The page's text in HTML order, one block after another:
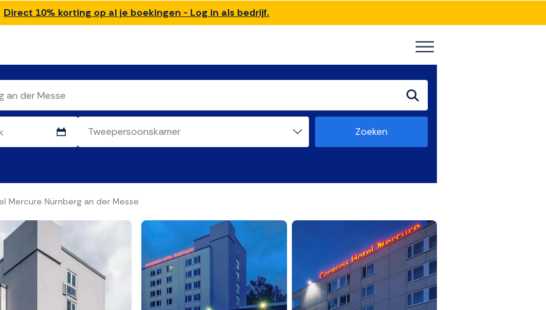
Direct 10% korting op al je boekingen - Log in als bedrijf.
Zoeken
Mercure Nürnberg an der Messe